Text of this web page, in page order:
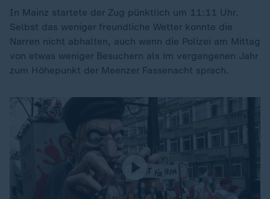
In Mainz startete der Zug pünktlich um 11:11 Uhr.
Selbst das weniger freundliche Wetter konnte die
Narren nicht abhalten, auch wenn die Polizei am Mittag
von etwas weniger Besuchern als im vergangenen Jahr
zum Höhepunkt der Meenzer Fassenacht sprach.